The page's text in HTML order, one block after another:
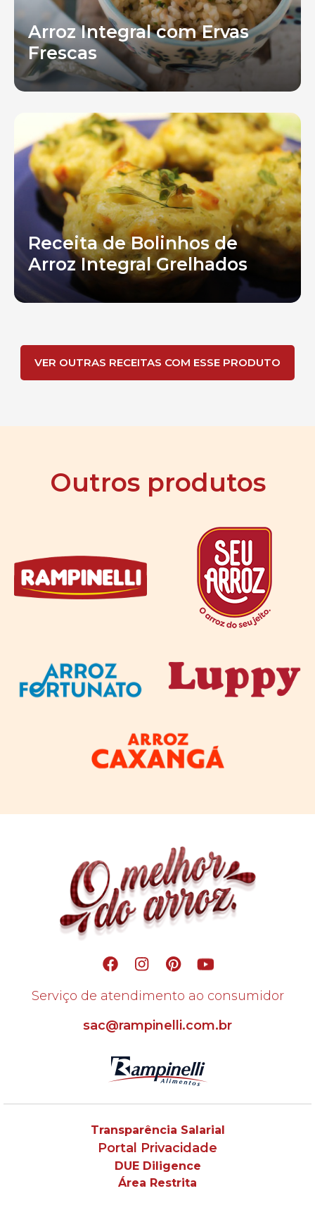
Arroz Integral com Ervas
Frescas
Receita de Bolinhos de
Arroz Integral Grelhados
VER OUTRAS RECEITAS COM ESSE PRODUTO
Outros produtos
Serviço de atendimento ao consumidor
sac@rampinelli.com.br
Transparência Salarial
Portal Privacidade
DUE Diligence
Área Restrita